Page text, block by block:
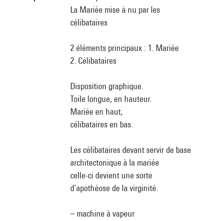
La Mariée mise à nu par les
célibataires
2 éléments principaux : 1. Mariée
2. Célibataires
Disposition graphique.
Toile longue, en hauteur.
Mariée en haut,
célibataires en bas.
Les célibataires devant servir de base
architectonique à la mariée
celle-ci devient une sorte
d’apothéose de la virginité.
– machine à vapeur